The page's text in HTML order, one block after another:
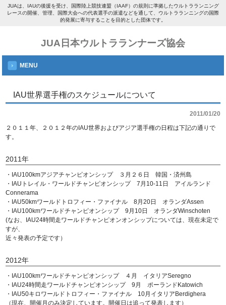
JUAは、IAUの後援を受け、国際陸上競技連盟（IAAF）の規則に準拠したウルトラランニング
レースの開催、管理、国際大会への代表選手の派遣などを通して、ウルトラランニングの国際
的発展に寄与することを目的とした団体です。
JUA日本ウルトラランナーズ協会
MENU
IAU世界選手権のスケジュールについて
2011/01/20
２０１１年、２０１２年のIAU世界およびアジア選手権の日程は下記の通りで
す。
2011年
・IAU100kmアジアチャンピオンシップ ３月２６日 韓国・済州島
・IAUトレイル・ワールドチャンピオンシップ 7月10-11日 アイルランド
Connerama
・IAU50kmワールドトロフィー・ファイナル 8月20日 オランダAssen
・IAU100kmワールドチャンピオンシップ 9月10日 オランダWinschoten
(なお、IAU24時間走ワールドチャンピオンオンシップについては、現在未定で
すが、
近々発表の予定です）
2012年
・IAU100kmワールドチャンピオンシップ ４月 イタリアSeregno
・IAU24時間走ワールドチャンピオンシップ 9月 ポーランドKatowich
・IAU50キロワールドトロフィー・ファイナル 10月イタリアBerdighera
（現在、開催月のみ決定しています。開催日は追って発表します）